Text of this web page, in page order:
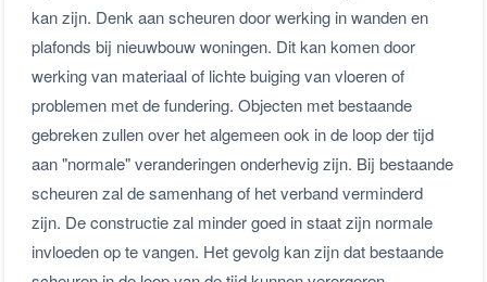
kan zijn. Denk aan scheuren door werking in wanden en
plafonds bij nieuwbouw woningen. Dit kan komen door
werking van materiaal of lichte buiging van vloeren of
problemen met de fundering. Objecten met bestaande
gebreken zullen over het algemeen ook in de loop der tijd
aan "normale" veranderingen onderhevig zijn. Bij bestaande
scheuren zal de samenhang of het verband verminderd
zijn. De constructie zal minder goed in staat zijn normale
invloeden op te vangen. Het gevolg kan zijn dat bestaande